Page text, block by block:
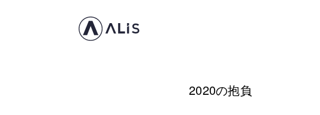
2020の抱負